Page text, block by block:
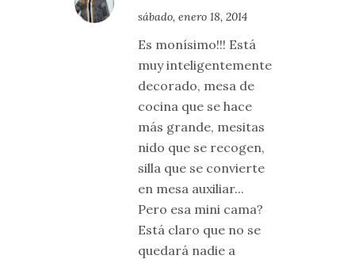
sábado, enero 18, 2014
Es monísimo!!! Está
muy inteligentemente
decorado, mesa de
cocina que se hace
más grande, mesitas
nido que se recogen,
silla que se convierte
en mesa auxiliar...
Pero esa mini cama?
Está claro que no se
quedará nadie a